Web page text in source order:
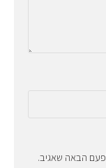
הבאה שאגיב.